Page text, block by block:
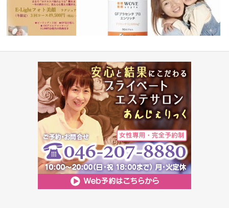
この冬だけのプレミアムフォト【海老名エステ】GFプラセン
タ プロ エ…
キッズ脱毛（保護者の方
験付！）